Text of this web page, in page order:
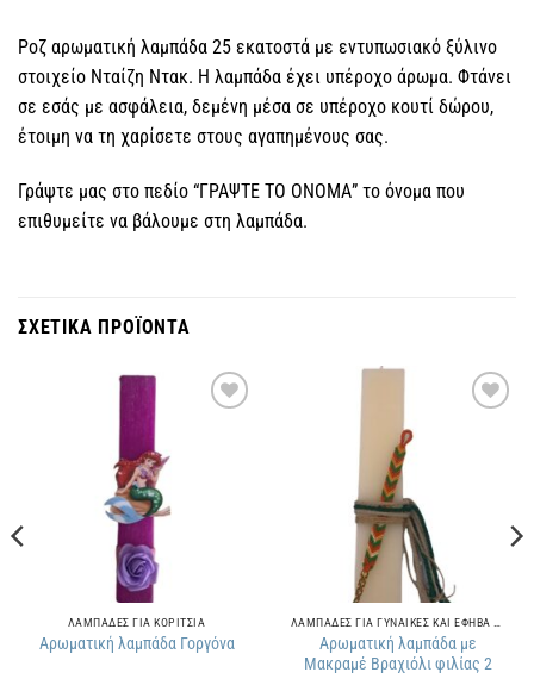
Ροζ αρωματική λαμπάδα 25 εκατοστά με εντυπωσιακό ξύλινο
στοιχείο Νταίζη Ντακ. Η λαμπάδα έχει υπέροχο άρωμα. Φτάνει
σε εσάς με ασφάλεια, δεμένη μέσα σε υπέροχο κουτί δώρου,
έτοιμη να τη χαρίσετε στους αγαπημένους σας.
Γράψτε μας στο πεδίο “ΓΡΑΨΤΕ ΤΟ ΟΝΟΜΑ” το όνομα που
επιθυμείτε να βάλουμε στη λαμπάδα.
ΣΧΕΤΙΚΑ ΠΡΟΪΟΝΤΑ
ΛΑΜΠΑΔΕΣ ΓΙΑ ΚΟΡΙΤΣΙΑ
Αρωματική λαμπάδα Γοργόνα
Αρωματική λαμπάδα με
Μακραμέ Βραχιόλι φιλίας 2